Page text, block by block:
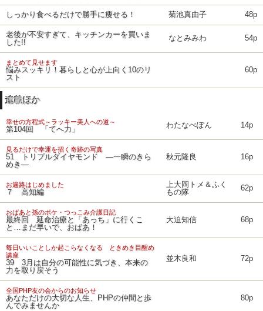
しっかり食べるだけで勝手に痩せる！ 菊池真由子 48p
老後が不安すぎて、キッチンカーを買いま
した!!
なとみみわ 54p
まとめて見せます
悩みスッキリ！暮らしと心が上向く10のリ
スト
60p
連載ほか
幸せの方程式～ラッキー美人への道～
第104回 「てへ力」 わたなべぽん 14p
見るだけで幸運を招く奇跡の写真
51 トリプルダイヤモンド ―一瞬のきら
めき―
秋元隆良 16p
お遍路はじめました
７ 高知編
上大岡トメ＆ふく
もの隊
62p
おばあと孫のボケ・つっこみ介護日記
最終回 延命治療と「あっち」に行くこ
と…まだ早いで、おばあ！
大迫知信 68p
毎日いいことしか起こらなくなる ときめき目醒め
講座
39 3月は自分の可能性に気づき、本来の
力を取り戻そう
並木良和 72p
全国PHP友の会からのお知らせ
あなただけの大切な人生、PHPの仲間と歩
んでみませんか
80p